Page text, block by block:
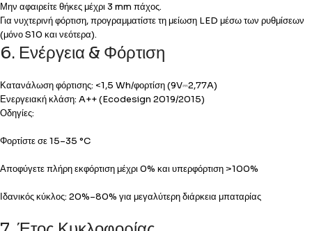
Μην αφαιρείτε θήκες μέχρι 3 mm πάχος.
Για νυχτερινή φόρτιση, προγραμματίστε τη μείωση LED μέσω των ρυθμίσεων
(μόνο S10 και νεότερα).
6. Ενέργεια & Φόρτιση
Κατανάλωση φόρτισης: <1,5 Wh/φορτίση (9V⎓2,77A)
Ενεργειακή κλάση: A++ (Ecodesign 2019/2015)
Οδηγίες:
Φορτίστε σε 15–35 °C
Αποφύγετε πλήρη εκφόρτιση μέχρι 0% και υπερφόρτιση >100%
Ιδανικός κύκλος: 20%–80% για μεγαλύτερη διάρκεια μπαταρίας